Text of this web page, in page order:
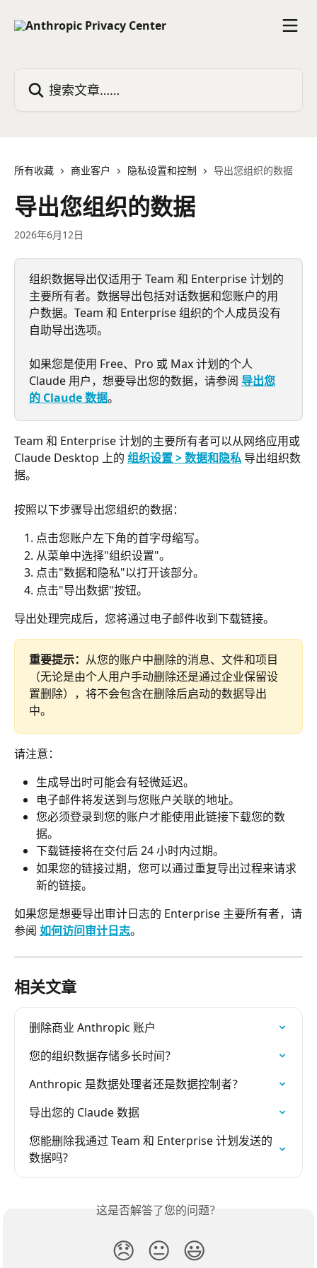
所有收藏 商业客户 隐私设置和控制 导出您组织的数据
导出您组织的数据
2026年6月12日
组织数据导出仅适用于 Team 和 Enterprise 计划的
主要所有者。数据导出包括对话数据和您账户的用
户数据。Team 和 Enterprise 组织的个人成员没有
自助导出选项。
如果您是使用 Free、Pro 或 Max 计划的个人
Claude 用户，想要导出您的数据，请参阅 导出您
的 Claude 数据。
Team 和 Enterprise 计划的主要所有者可以从网络应用或
Claude Desktop 上的 组织设置 > 数据和隐私 导出组织数
据。
按照以下步骤导出您组织的数据：
点击您账户左下角的首字母缩写。
从菜单中选择"组织设置"。
点击"数据和隐私"以打开该部分。
点击"导出数据"按钮。
导出处理完成后，您将通过电子邮件收到下载链接。
重要提示： 从您的账户中删除的消息、文件和项目
（无论是由个人用户手动删除还是通过企业保留设
置删除），将不会包含在删除后启动的数据导出
中。
请注意：
生成导出时可能会有轻微延迟。
电子邮件将发送到与您账户关联的地址。
您必须登录到您的账户才能使用此链接下载您的数
据。
下载链接将在交付后 24 小时内过期。
如果您的链接过期，您可以通过重复导出过程来请求
新的链接。
如果您是想要导出审计日志的 Enterprise 主要所有者，请
参阅 如何访问审计日志。
相关文章
删除商业 Anthropic 账户
您的组织数据存储多长时间？
Anthropic 是数据处理者还是数据控制者？
导出您的 Claude 数据
您能删除我通过 Team 和 Enterprise 计划发送的
数据吗?
这是否解答了您的问题？
😞 😐 😃